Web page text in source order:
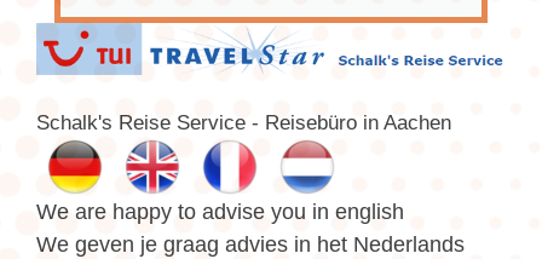
Schalk's Reise Service - Reisebüro in Aachen
We are happy to advise you in english
We geven je graag advies in het Nederlands